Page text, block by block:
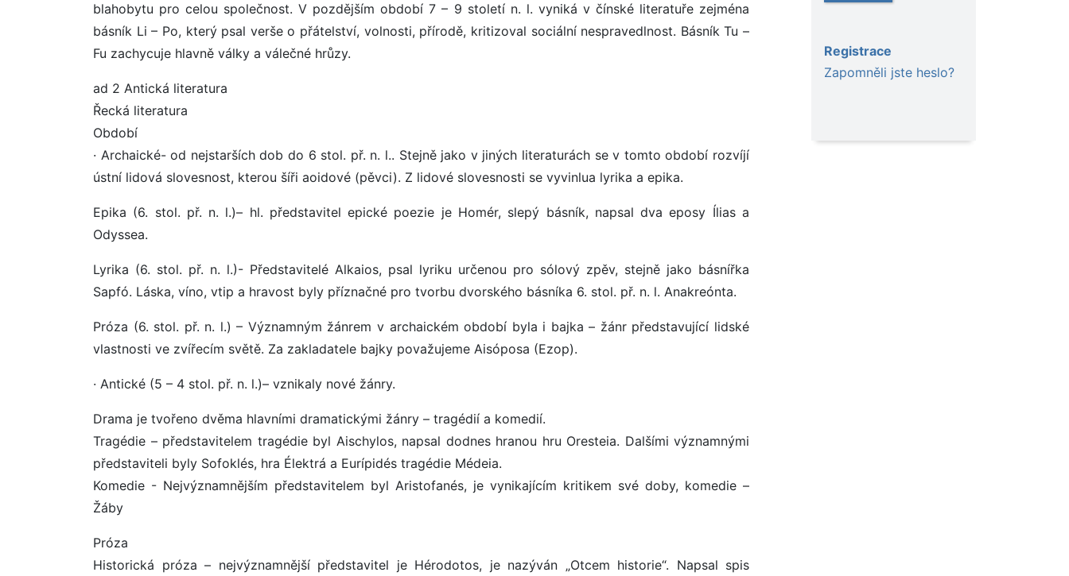
blahobytu pro celou společnost. V pozdějším období 7 – 9 století n. l. vyniká v čínské literatuře zejména
básník Li – Po, který psal verše o přátelství, volnosti, přírodě, kritizoval sociální nespravedlnost. Básník Tu –
Fu zachycuje hlavně války a válečné hrůzy.
ad 2 Antická literatura
Řecká literatura
Období
· Archaické- od nejstarších dob do 6 stol. př. n. l.. Stejně jako v jiných literaturách se v tomto období rozvíjí
ústní lidová slovesnost, kterou šíři aoidové (pěvci). Z lidové slovesnosti se vyvinlua lyrika a epika.
Epika (6. stol. př. n. l.)– hl. představitel epické poezie je Homér, slepý básník, napsal dva eposy Ílias a
Odyssea.
Lyrika (6. stol. př. n. l.)- Představitelé Alkaios, psal lyriku určenou pro sólový zpěv, stejně jako básnířka
Sapfó. Láska, víno, vtip a hravost byly příznačné pro tvorbu dvorského básníka 6. stol. př. n. l. Anakreónta.
Próza (6. stol. př. n. l.) – Významným žánrem v archaickém období byla i bajka – žánr představující lidské
vlastnosti ve zvířecím světě. Za zakladatele bajky považujeme Aisóposa (Ezop).
· Antické (5 – 4 stol. př. n. l.)– vznikaly nové žánry.
Drama je tvořeno dvěma hlavními dramatickými žánry – tragédií a komedií.
Tragédie – představitelem tragédie byl Aischylos, napsal dodnes hranou hru Oresteia. Dalšími významnými
představiteli byly Sofoklés, hra Élektrá a Eurípidés tragédie Médeia.
Komedie - Nejvýznamnějším představitelem byl Aristofanés, je vynikajícím kritikem své doby, komedie –
Žáby
Próza
Historická próza – nejvýznamnější představitel je Hérodotos, je nazýván „Otcem historie“. Napsal spis
Registrace
Zapomněli jste heslo?